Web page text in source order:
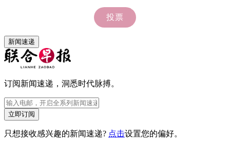
新闻速递
订阅新闻速递，洞悉时代脉搏。
立即订阅
只想接收感兴趣的新闻速递? 点击设置您的偏好。